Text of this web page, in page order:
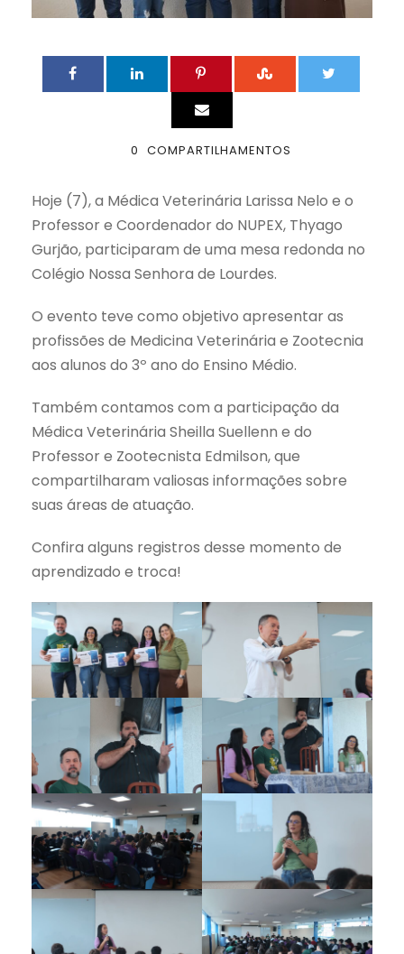
0 COMPARTILHAMENTOS
Hoje (7), a Médica Veterinária Larissa Nelo e o
Professor e Coordenador do NUPEX, Thyago
Gurjão, participaram de uma mesa redonda no
Colégio Nossa Senhora de Lourdes.
O evento teve como objetivo apresentar as
profissões de Medicina Veterinária e Zootecnia
aos alunos do 3º ano do Ensino Médio.
Também contamos com a participação da
Médica Veterinária Sheilla Suellenn e do
Professor e Zootecnista Edmilson, que
compartilharam valiosas informações sobre
suas áreas de atuação.
Confira alguns registros desse momento de
aprendizado e troca!